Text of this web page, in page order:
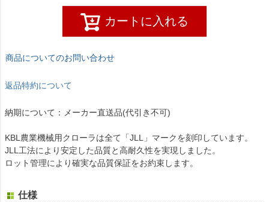
カートに入れる
商品についてのお問い合わせ
返品特約について
納期について：メーカー直送品(代引き不可)
KBL農業機械用クローラは全て「JLL」マークを刻印しています。
JLL工法により安定した品質と高耐久性を実現しました。
ロット管理により確実な品質保証をお約束します。
仕様